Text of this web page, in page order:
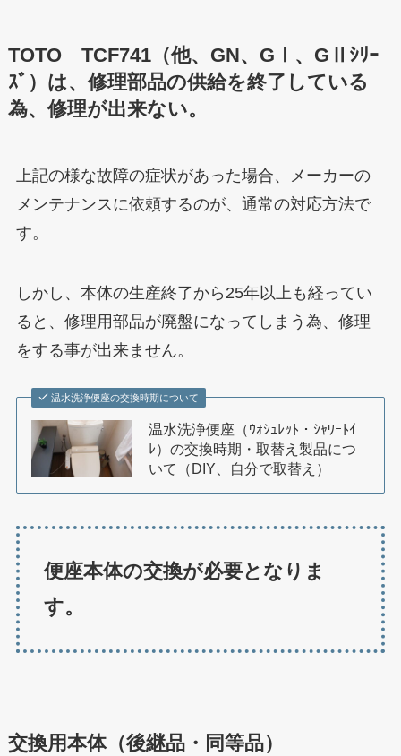
TOTO TCF741（他、GN、GⅠ、GⅡｼﾘｰ
ｽﾞ）は、修理部品の供給を終了している
為、修理が出来ない。
上記の様な故障の症状があった場合、メーカーの
メンテナンスに依頼するのが、通常の対応方法で
す。
しかし、本体の生産終了から25年以上も経ってい
ると、修理用部品が廃盤になってしまう為、修理
をする事が出来ません。
温水洗浄便座の交換時期について
温水洗浄便座（ｳｫｼｭﾚｯﾄ・ｼｬﾜｰﾄｲ
ﾚ）の交換時期・取替え製品につ
いて（DIY、自分で取替え）
便座本体の交換が必要となりま
す。
交換用本体（後継品・同等品）